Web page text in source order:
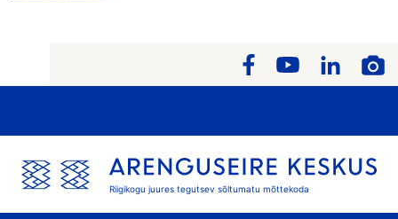
Riigikogu juures tegutsev sõltumatu mõttekoda